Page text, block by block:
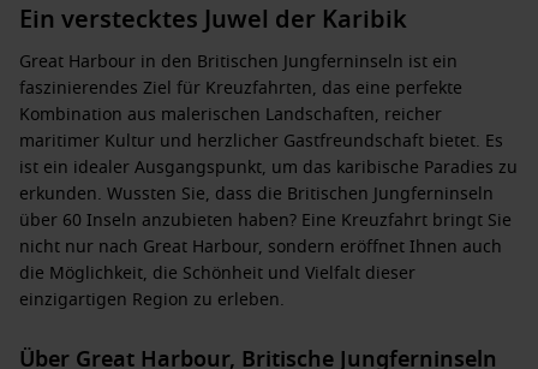
Ein verstecktes Juwel der Karibik
Great Harbour in den Britischen Jungferninseln ist ein
faszinierendes Ziel für Kreuzfahrten, das eine perfekte
Kombination aus malerischen Landschaften, reicher
maritimer Kultur und herzlicher Gastfreundschaft bietet. Es
ist ein idealer Ausgangspunkt, um das karibische Paradies zu
erkunden. Wussten Sie, dass die Britischen Jungferninseln
über 60 Inseln anzubieten haben? Eine Kreuzfahrt bringt Sie
nicht nur nach Great Harbour, sondern eröffnet Ihnen auch
die Möglichkeit, die Schönheit und Vielfalt dieser
einzigartigen Region zu erleben.
Über Great Harbour, Britische Jungferninseln